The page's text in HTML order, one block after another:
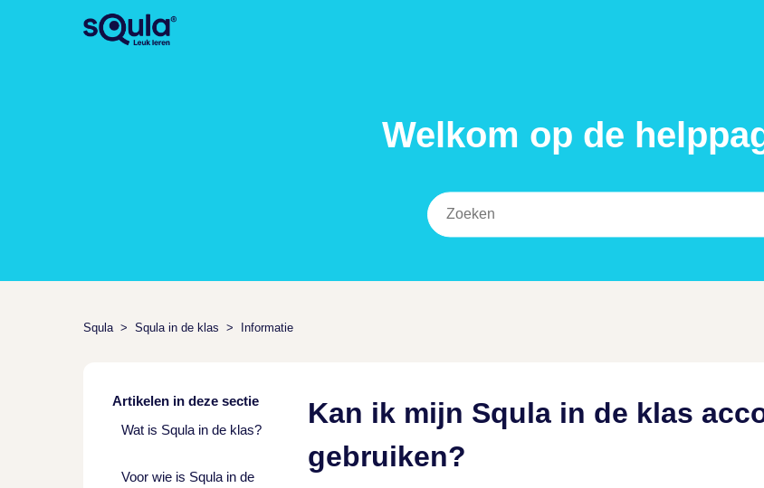
Welkom op de
Squla Squla in de klas Informatie
Artikelen in deze sectie
Wat is Squla in de klas?
Voor wie is Squla in de
Kan ik mijn Squla in de klas
gebruiken?